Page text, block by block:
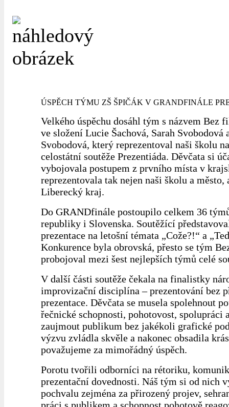
ÚSPĚCH TÝMU ZŠ ŠPIČÁK V GRANDFINÁLE
Velkého úspěchu dosáhl tým s názvem Bez
ve složení Lucie Šachová, Sarah Svobodová
Svobodová, který reprezentoval naši školu
celostátní soutěže Prezentiáda. Děvčata si
vybojovala postupem z prvního místa v
reprezentovala tak nejen naši školu a město,
Liberecký kraj.
Do GRANDfinále postoupilo celkem 36
republiky i Slovenska. Soutěžící
prezentace na letošní témata „Cože?!“ a
Konkurence byla obrovská, přesto se tým
probojoval mezi šest nejlepších týmů celé
V další části soutěže čekala na finalistky
improvizační disciplína – prezentování bez
prezentace. Děvčata se musela spolehnout
řečnické schopnosti, pohotovost, spolupráci
zaujmout publikum bez jakékoli grafické
výzvu zvládla skvěle a nakonec obsadila
považujeme za mimořádný úspěch.
Porotu tvořili odborníci na rétoriku,
prezentační dovednosti. Náš tým si od nich
pochvalu zejména za přirozený projev,